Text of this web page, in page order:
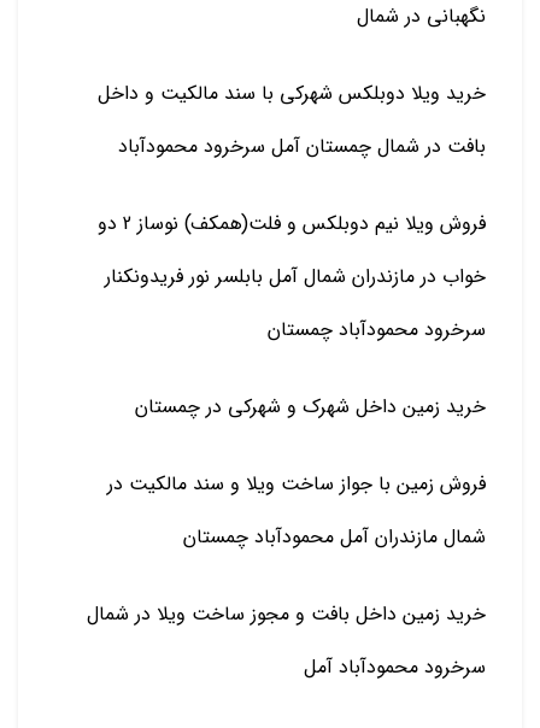
نگهبانی در شمال
خرید ویلا دوبلکس شهرکی با سند مالکیت و داخل
بافت در شمال چمستان آمل سرخرود محمودآباد
فروش ویلا نیم دوبلکس و فلت(همکف) نوساز 2 دو
خواب در مازندران شمال آمل بابلسر نور فریدونکنار
سرخرود محمودآباد چمستان
خرید زمین داخل شهرک و شهرکی در چمستان
فروش زمین با جواز ساخت ویلا و سند مالکیت در
شمال مازندران آمل محمودآباد چمستان
خرید زمین داخل بافت و مجوز ساخت ویلا در شمال
سرخرود محمودآباد آمل